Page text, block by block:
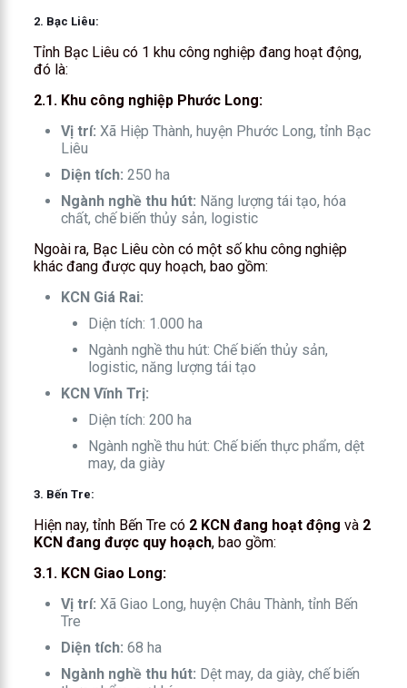
2. Bạc Liêu:
Tỉnh Bạc Liêu có 1 khu công nghiệp đang hoạt động,
đó là:
2.1. Khu công nghiệp Phước Long:
Vị trí: Xã Hiệp Thành, huyện Phước Long, tỉnh Bạc
Liêu
Diện tích: 250 ha
Ngành nghề thu hút: Năng lượng tái tạo, hóa
chất, chế biến thủy sản, logistic
Ngoài ra, Bạc Liêu còn có một số khu công nghiệp
khác đang được quy hoạch, bao gồm:
KCN Giá Rai:
Diện tích: 1.000 ha
Ngành nghề thu hút: Chế biến thủy sản,
logistic, năng lượng tái tạo
KCN Vĩnh Trị:
Diện tích: 200 ha
Ngành nghề thu hút: Chế biến thực phẩm, dệt
may, da giày
3. Bến Tre:
Hiện nay, tỉnh Bến Tre có 2 KCN đang hoạt động và 2
KCN đang được quy hoạch, bao gồm:
3.1. KCN Giao Long:
Vị trí: Xã Giao Long, huyện Châu Thành, tỉnh Bến
Tre
Diện tích: 68 ha
Ngành nghề thu hút: Dệt may, da giày, chế biến